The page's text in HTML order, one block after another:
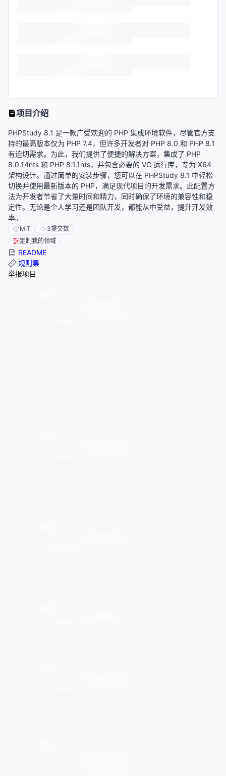
项目介绍
PHPStudy 8.1 是一款广受欢迎的 PHP 集成环境软件，尽管官方支
持的最高版本仅为 PHP 7.4，但许多开发者对 PHP 8.0 和 PHP 8.1
有迫切需求。为此，我们提供了便捷的解决方案，集成了 PHP
8.0.14nts 和 PHP 8.1.1nts，并包含必要的 VC 运行库，专为 X64
架构设计。通过简单的安装步骤，您可以在 PHPStudy 8.1 中轻松
切换并使用最新版本的 PHP，满足现代项目的开发需求。此配置方
法为开发者节省了大量时间和精力，同时确保了环境的兼容性和稳
定性。无论是个人学习还是团队开发，都能从中受益，提升开发效
率。
MIT 3提交数
定制我的领域
README
规则集
举报项目